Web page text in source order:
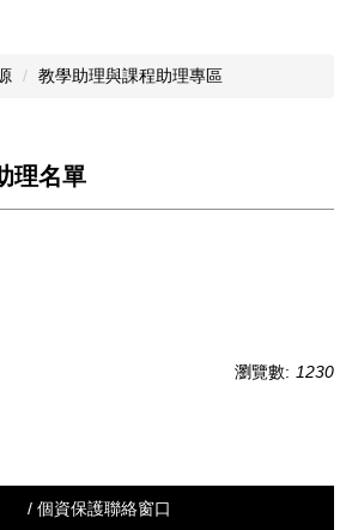
教學助理與課程助理專區
理名單
瀏覽數: 1230
/ 個資保護聯絡窗口